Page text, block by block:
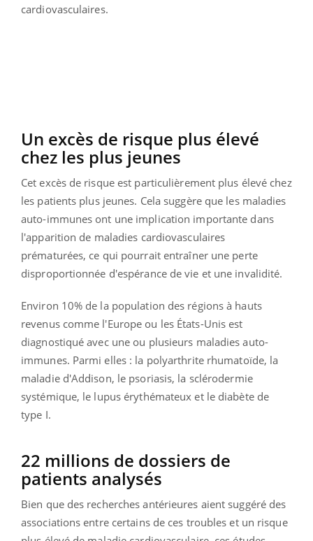
cardiovasculaires.
Un excès de risque plus élevé
chez les plus jeunes
Cet excès de risque est particulièrement plus élevé chez
les patients plus jeunes. Cela suggère que les maladies
auto-immunes ont une implication importante dans
l'apparition de maladies cardiovasculaires
prématurées, ce qui pourrait entraîner une perte
disproportionnée d'espérance de vie et une invalidité.
Environ 10% de la population des régions à hauts
revenus comme l'Europe ou les États-Unis est
diagnostiqué avec une ou plusieurs maladies auto-
immunes. Parmi elles : la polyarthrite rhumatoïde, la
maladie d'Addison, le psoriasis, la sclérodermie
systémique, le lupus érythémateux et le diabète de
type I.
22 millions de dossiers de
patients analysés
Bien que des recherches antérieures aient suggéré des
associations entre certains de ces troubles et un risque